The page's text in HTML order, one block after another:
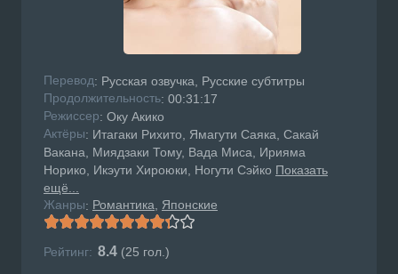
Перевод: Русская озвучка, Русские субтитры
Продолжительность: 00:31:17
Режисcер: Оку Акико
Актёры: Итагаки Рихито, Ямагути Саяка, Сакай
Вакана, Миядзаки Тому, Вада Миса, Ирияма
Норико, Икэути Хироюки, Ногути Сэйко Показать
ещё...
Жанры: Романтика Японские
Рейтинг: 8.4 (25 гол.)